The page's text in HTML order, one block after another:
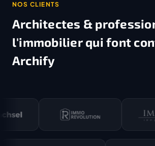
NOS CLIENTS
Architectes &
l'immobilierqui font
Archify